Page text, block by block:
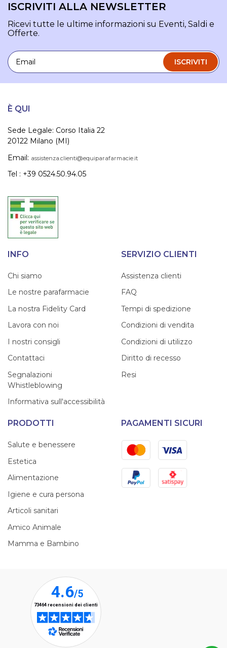
ISCRIVITI ALLA NEWSLETTER
Ricevi tutte le ultime informazioni su Eventi, Saldi e
Offerte.
Email
ISCRIVITI
È QUI
Sede Legale: Corso Italia 22
20122 Milano (MI)
Email: assistenza.clienti@equiparafarmacie.it
Tel : +39 0524.50.94.05
INFO
Chi siamo
Le nostre parafarmacie
La nostra Fidelity Card
Lavora con noi
I nostri consigli
Contattaci
Segnalazioni
Whistleblowing
Informativa sull'accessibilità
SERVIZIO CLIENTI
Assistenza clienti
FAQ
Tempi di spedizione
Condizioni di vendita
Condizioni di utilizzo
Diritto di recesso
Resi
PRODOTTI
Salute e benessere
Estetica
Alimentazione
Igiene e cura persona
Articoli sanitari
Amico Animale
Mamma e Bambino
PAGAMENTI SICURI
MastercardVisa
PayPal Satispay